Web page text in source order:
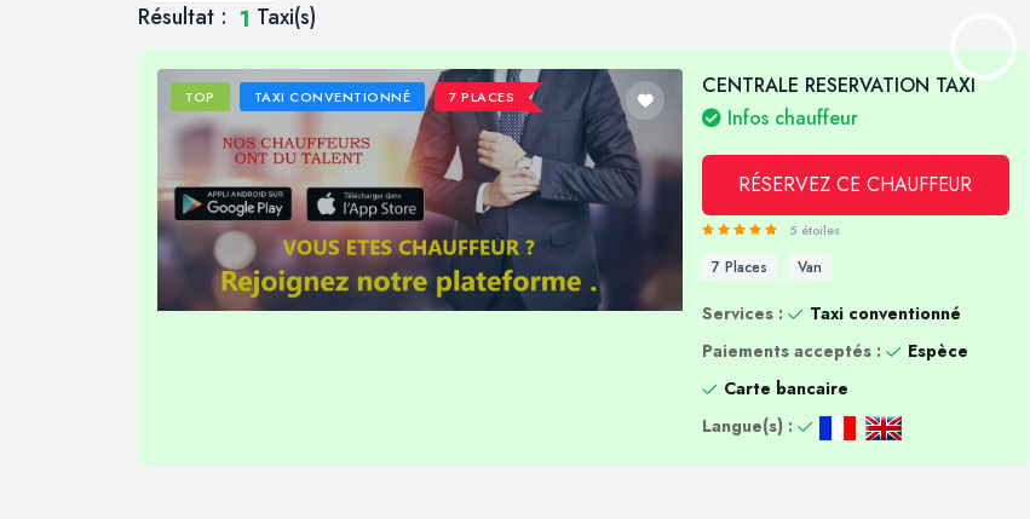
Résultat : 1 Taxi(s)
TOP TAXI CONVENTIONNÉ 7 PLACES
CENTRALE RESERVATION TAXI
Infos chauffeur
RÉSERVEZ CE CHAUFFEUR
5 étoiles
7 Places Van
Services :
Taxi conventionné
Paiements acceptés :
Espèce
Carte bancaire
Langue(s) :